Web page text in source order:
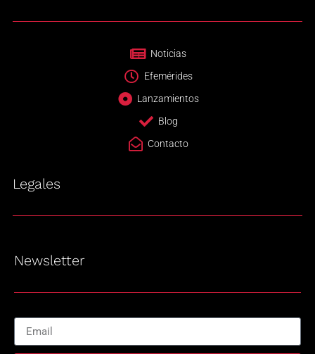
Noticias
Efemérides
Lanzamientos
Blog
Contacto
Legales
Newsletter